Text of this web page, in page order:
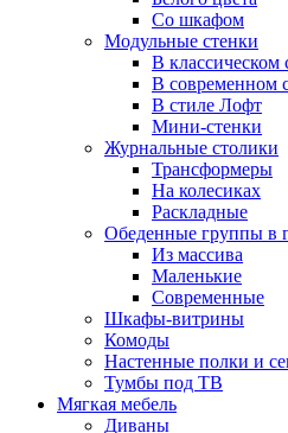
Со шкафом
Модульные стенки
В классическом
В современном
В стиле Лофт
Мини-стенки
Журнальные столики
Трансформеры
На колесиках
Раскладные
Обеденные группы в
Из массива
Маленькие
Современные
Шкафы-витрины
Комоды
Настенные полки и
Тумбы под ТВ
Мягкая мебель
Диваны